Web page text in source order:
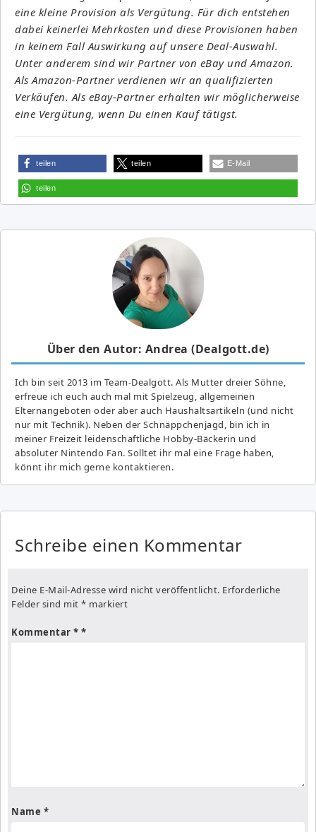
eine kleine Provision als Vergütung. Für dich entstehen
dabei keinerlei Mehrkosten und diese Provisionen haben
in keinem Fall Auswirkung auf unsere Deal-Auswahl.
Unter anderem sind wir Partner von eBay und Amazon.
Als Amazon-Partner verdienen wir an qualifizierten
Verkäufen. Als eBay-Partner erhalten wir möglicherweise
eine Vergütung, wenn Du einen Kauf tätigst.
teilen teilen E-Mail
teilen
Über den Autor: Andrea (Dealgott.de)
Ich bin seit 2013 im Team-Dealgott. Als Mutter dreier Söhne,
erfreue ich euch auch mal mit Spielzeug, allgemeinen
Elternangeboten oder aber auch Haushaltsartikeln (und nicht
nur mit Technik). Neben der Schnäppchenjagd, bin ich in
meiner Freizeit leidenschaftliche Hobby-Bäckerin und
absoluter Nintendo Fan. Solltet ihr mal eine Frage haben,
könnt ihr mich gerne kontaktieren.
Schreibe einen Kommentar
Deine E-Mail-Adresse wird nicht veröffentlicht. Erforderliche
Felder sind mit * markiert
Kommentar *
Name *